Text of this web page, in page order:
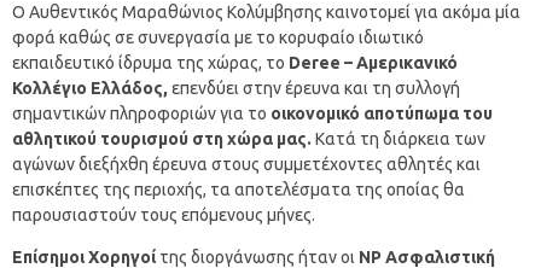
Ο Αυθεντικός Μαραθώνιος Κολύμβησης καινοτομεί για ακόμα μία
φορά καθώς σε συνεργασία με το κορυφαίο ιδιωτικό
εκπαιδευτικό ίδρυμα της χώρας, το Deree – Αμερικανικό
Κολλέγιο Ελλάδος, επενδύει στην έρευνα και τη συλλογή
σημαντικών πληροφοριών για το οικονομικό αποτύπωμα του
αθλητικού τουρισμού στη χώρα μας. Κατά τη διάρκεια των
αγώνων διεξήχθη έρευνα στους συμμετέχοντες αθλητές και
επισκέπτες της περιοχής, τα αποτελέσματα της οποίας θα
παρουσιαστούν τους επόμενους μήνες.
Επίσημοι Χορηγοί της διοργάνωσης ήταν οι NP Ασφαλιστική